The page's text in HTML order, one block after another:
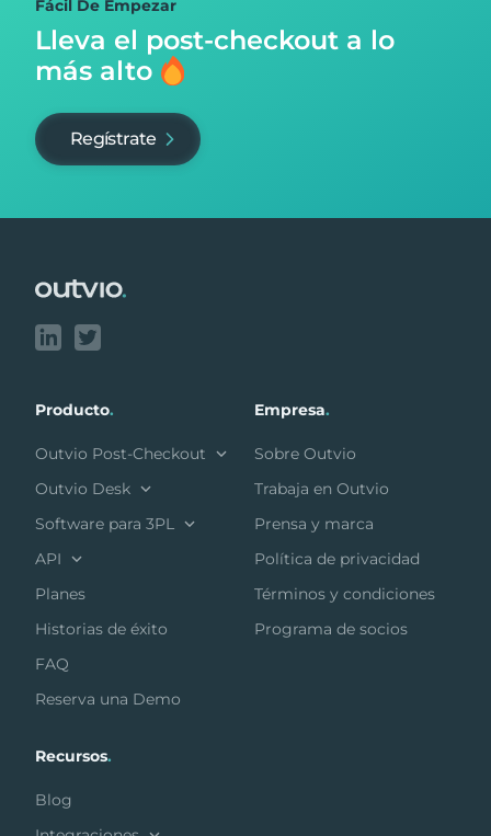
Fácil De Empezar
Lleva el post-checkout a lo
más alto
Regístrate
Producto.
Outvio Post-Checkout
Outvio Desk
Software para 3PL
API
Planes
Historias de éxito
FAQ
Reserva una Demo
Empresa.
Sobre Outvio
Trabaja en Outvio
Prensa y marca
Política de privacidad
Términos y condiciones
Programa de socios
Recursos.
Blog